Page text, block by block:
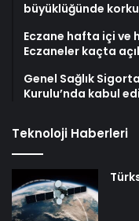
büyüklüğünde
Eczane hafta içi ve
Eczaneler kaçta
Genel Sağlık
Kurulu’nda kabul
Teknoloji Haberleri